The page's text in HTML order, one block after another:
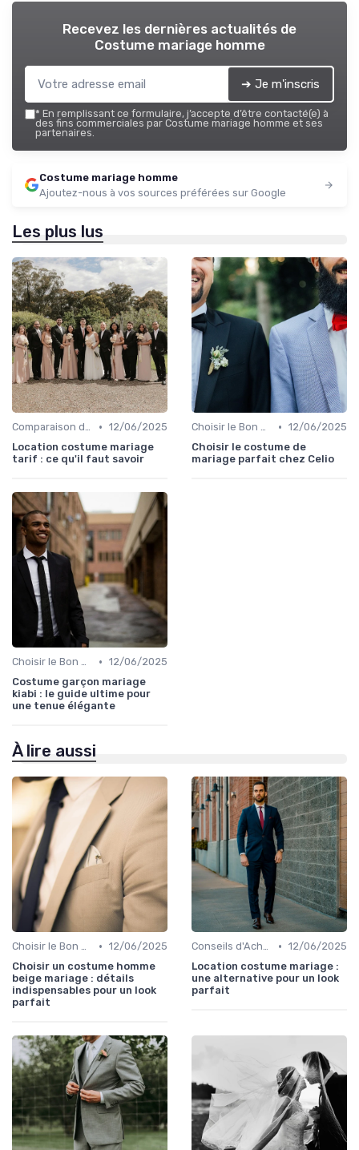
Recevez les dernières actualités de
Costume mariage homme
➔ Je m'inscris
* En remplissant ce formulaire, j’accepte d’être contacté(e) à
des fins commerciales par Costume mariage homme et ses
partenaires.
Costume mariage homme
Ajoutez-nous à vos sources préférées sur Google
Les plus lus
Comparaison de Prix et de Marques • 12/06/2025
Location costume mariage
tarif : ce qu'il faut savoir
Choisir le Bon Costume • 12/06/2025
Choisir le costume de
mariage parfait chez Celio
Choisir le Bon Costume • 12/06/2025
Costume garçon mariage
kiabi : le guide ultime pour
une tenue élégante
À lire aussi
Choisir le Bon Costume • 12/06/2025
Choisir un costume homme
beige mariage : détails
indispensables pour un look
parfait
Conseils d'Achat en Ligne • 12/06/2025
Location costume mariage :
une alternative pour un look
parfait